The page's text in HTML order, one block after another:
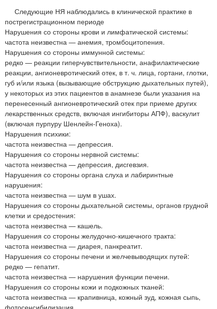
Следующие НЯ наблюдались в клинической практике в
пострегистрационном периоде
Нарушения со стороны крови и лимфатической системы:
частота неизвестна — анемия, тромбоцитопения.
Нарушения со стороны иммунной системы:
редко — реакции гиперчувствительности, анафилактические
реакции, ангионевротический отек, в т. ч. лица, гортани, глотки,
губ и/или языка (вызывающие обструкцию дыхательных путей),
у некоторых из этих пациентов в анамнезе были указания на
перенесенный ангионевротический отек при приеме других
лекарственных средств, включая ингибиторы АПФ), васкулит
(включая пурпуру Шенлейн-Геноха).
Нарушения психики:
частота неизвестна — депрессия.
Нарушения со стороны нервной системы:
частота неизвестна — депрессия, дисгевзия.
Нарушения со стороны органа слуха и лабиринтные
нарушения:
частота неизвестна — шум в ушах.
Нарушения со стороны дыхательной системы, органов грудной
клетки и средостения:
частота неизвестна — кашель.
Нарушения со стороны желудочно-кишечного тракта:
частота неизвестна — диарея, панкреатит.
Нарушения со стороны печени и желчевыводящих путей:
редко — гепатит.
частота неизвестна — нарушения функции печени.
Нарушения со стороны кожи и подкожных тканей:
частота неизвестна — крапивница, кожный зуд, кожная сыпь,